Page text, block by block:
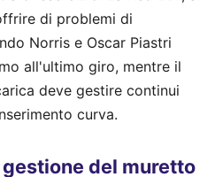
di problemi di
Norris e Oscar Piastri
all'ultimo giro, mentre il
deve gestire continui
curva.
del muretto